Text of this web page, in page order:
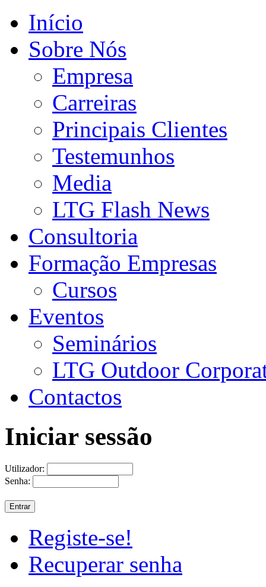
Início
Sobre Nós
Empresa
Carreiras
Principais Clientes
Testemunhos
Media
LTG Flash News
Consultoria
Formação Empresas
Cursos
Eventos
Seminários
LTG Outdoor
Contactos
Iniciar sessão
Utilizador:
Senha:
Registe-se!
Recuperar senha